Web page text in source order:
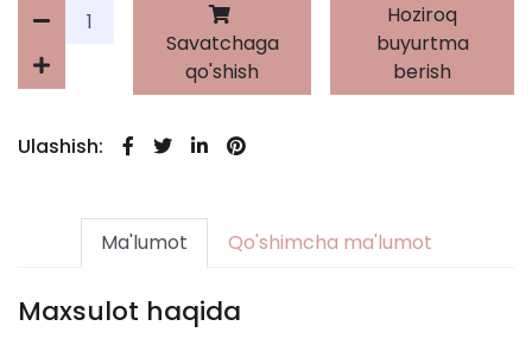
Savatchaga
qo'shish
Hoziroq
buyurtma
berish
Ulashish:
Ma'lumot Qo'shimcha ma'lumot
Maxsulot haqida